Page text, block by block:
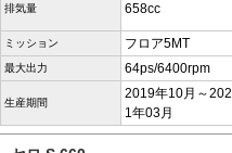
排気量 658cc
ミッション フロア5MT
最大出力 64ps/6400rpm
生産期間
2019年10月～202
1年03月